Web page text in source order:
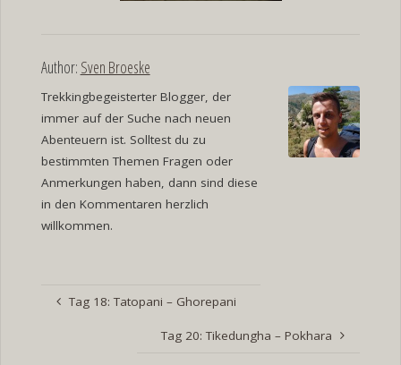
Author: Sven Broeske
Trekkingbegeisterter Blogger, der
immer auf der Suche nach neuen
Abenteuern ist. Solltest du zu
bestimmten Themen Fragen oder
Anmerkungen haben, dann sind diese
in den Kommentaren herzlich
willkommen.
Tag 18: Tatopani – Ghorepani
Tag 20: Tikedungha – Pokhara